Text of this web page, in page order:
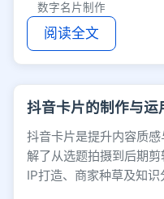
数字名片制作
阅读全文
抖音卡片的制作与运
抖音卡片是提升内容质
解了从选题拍摄到后期
IP打造、商家种草及知